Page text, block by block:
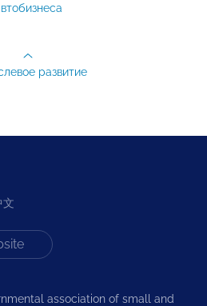
развитие
文
association of small and